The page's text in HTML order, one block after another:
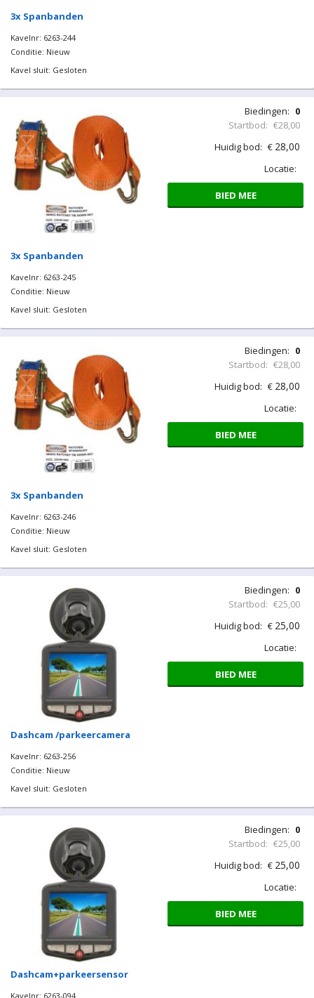
3x Spanbanden
Kavelnr: 6263-244
Conditie: Nieuw
Kavel sluit: Gesloten
3x Spanbanden
Kavelnr: 6263-245
Conditie: Nieuw
Kavel sluit: Gesloten
Biedingen: 0
Startbod: €28,00
Huidig bod: € 28,00
Locatie:
BIED MEE
3x Spanbanden
Kavelnr: 6263-246
Conditie: Nieuw
Kavel sluit: Gesloten
Biedingen: 0
Startbod: €28,00
Huidig bod: € 28,00
Locatie:
BIED MEE
Dashcam /parkeercamera
Kavelnr: 6263-256
Conditie: Nieuw
Kavel sluit: Gesloten
Biedingen: 0
Startbod: €25,00
Huidig bod: € 25,00
Locatie:
BIED MEE
Dashcam+parkeersensor
Kavelnr: 6263-094
Biedingen: 0
Startbod: €25,00
Huidig bod: € 25,00
Locatie:
BIED MEE